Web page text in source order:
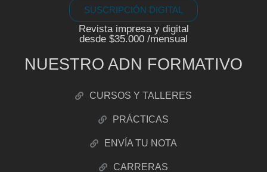
SUSCRIPCIÓN DIGITAL
Revista impresa y digital
desde $35.000 /mensual
NUESTRO ADN FORMATIVO
CURSOS Y TALLERES
PRÁCTICAS
ENVÍA TU NOTA
CARRERAS